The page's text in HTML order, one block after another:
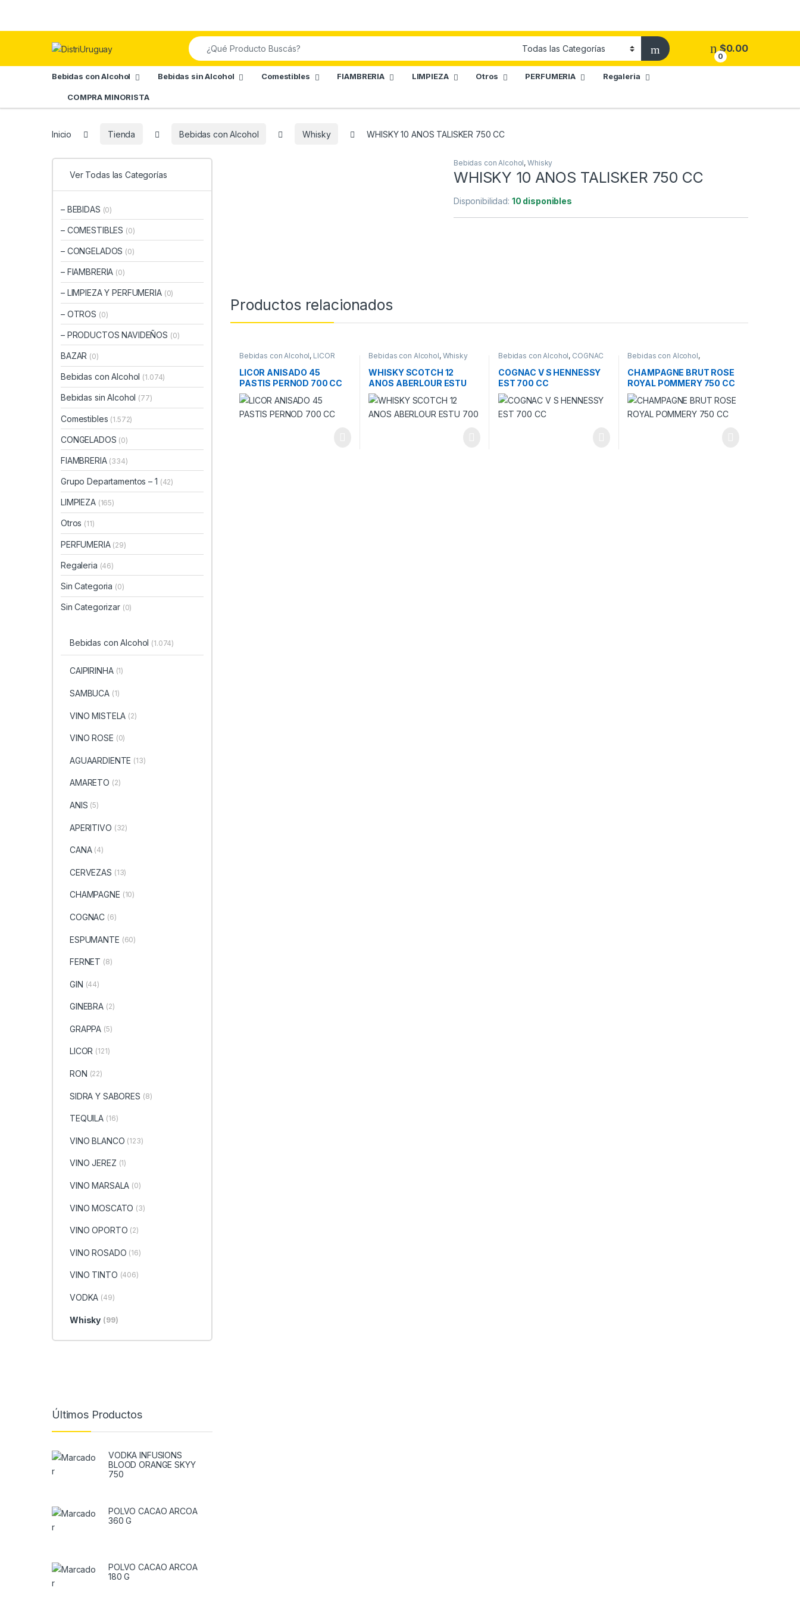
Search for:
0
$0.00
Bebidas con Alcohol Bebidas sin Alcohol Comestibles FIAMBRERIA LIMPIEZA Otros PERFUMERIA Regaleria
COMPRA MINORISTA
Inicio Tienda Bebidas con Alcohol Whisky WHISKY 10 ANOS TALISKER 750 CC
Bebidas con Alcohol,Whisky
WHISKY 10 ANOS TALISKER 750 CC
Disponibilidad: 10 disponibles
Productos relacionados
Bebidas con Alcohol, LICOR
LICOR ANISADO 45
PASTIS PERNOD 700 CC
Bebidas con Alcohol, Whisky
WHISKY SCOTCH 12
ANOS ABERLOUR ESTU
700
Bebidas con Alcohol, COGNAC
COGNAC V S HENNESSY
EST 700 CC
Bebidas con Alcohol,
CHAMPAGNE BRUT ROSE
ROYAL POMMERY 750 CC
Ver Todas las Categorías
– BEBIDAS (0)
– COMESTIBLES (0)
– CONGELADOS (0)
– FIAMBRERIA (0)
– LIMPIEZA Y PERFUMERIA (0)
– OTROS (0)
– PRODUCTOS NAVIDEÑOS (0)
BAZAR (0)
Bebidas con Alcohol (1.074)
Bebidas sin Alcohol (77)
Comestibles (1.572)
CONGELADOS (0)
FIAMBRERIA (334)
Grupo Departamentos – 1 (42)
LIMPIEZA (165)
Otros (11)
PERFUMERIA (29)
Regaleria (46)
Sin Categoria (0)
Sin Categorizar (0)
Bebidas con Alcohol (1.074)
CAIPIRINHA (1)
SAMBUCA (1)
VINO MISTELA (2)
VINO ROSE (0)
AGUAARDIENTE (13)
AMARETO (2)
ANIS (5)
APERITIVO (32)
CANA (4)
CERVEZAS (13)
CHAMPAGNE (10)
COGNAC (6)
ESPUMANTE (60)
FERNET (8)
GIN (44)
GINEBRA (2)
GRAPPA (5)
LICOR (121)
RON (22)
SIDRA Y SABORES (8)
TEQUILA (16)
VINO BLANCO (123)
VINO JEREZ (1)
VINO MARSALA (0)
VINO MOSCATO (3)
VINO OPORTO (2)
VINO ROSADO (16)
VINO TINTO (406)
VODKA (49)
Whisky (99)
Últimos Productos
VODKA INFUSIONS
BLOOD ORANGE SKYY
750
POLVO CACAO ARCOA
360 G
POLVO CACAO ARCOA
180 G